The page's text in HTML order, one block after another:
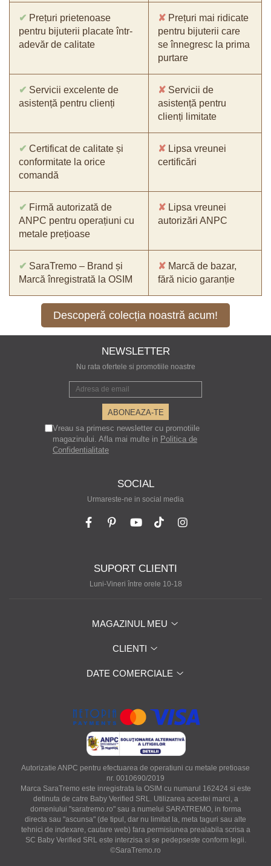
✔ Prețuri prietenoase
pentru bijuterii placate într-
adevăr de calitate
✘ Prețuri mai ridicate
pentru bijuterii care
se înnegresc la prima
purtare
✔ Servicii excelente de
asistență pentru clienți
✘ Servicii de
asistență pentru
clienți limitate
✔ Certificat de calitate și
conformitate la orice
comandă
✘ Lipsa vreunei
certificări
✔ Firmă autorizată de
ANPC pentru operațiuni cu
metale prețioase
✘ Lipsa vreunei
autorizări ANPC
✔ SaraTremo – Brand și
Marcă înregistrată la OSIM
✘ Marcă de bazar,
fără nicio garanție
Descoperă colecția noastră acum!
NEWSLETTER
Nu rata ofertele si promotiile noastre
Vreau sa primesc newsletter cu promotiile
magazinului. Afla mai multe in Politica de
Confidentialitate
SOCIAL
Urmareste-ne in social media
SUPORT CLIENTI
Luni-Vineri între orele 10-18
MAGAZINUL MEU
CLIENTI
DATE COMERCIALE
Autorizatie ANPC pentru efectuarea de operatiuni cu metale pretioase
nr. 0010690/2019
Marca SaraTremo este inregistrata la OSIM cu numarul 162424 si este
detinuta de catre Baby Verified SRL. Utilizarea acestei marci, a
domeniului "saratremo.ro" sau a numelui SARATREMO, in forma
directa sau "ascunsa" (de tipul, dar nu limitat la, meta taguri sau alte
tehnici de indexare, cautare web) fara permisiunea prealabila scrisa a
SC Baby Verified SRL este interzisa si se pedepseste conform legii.
©SaraTremo.ro